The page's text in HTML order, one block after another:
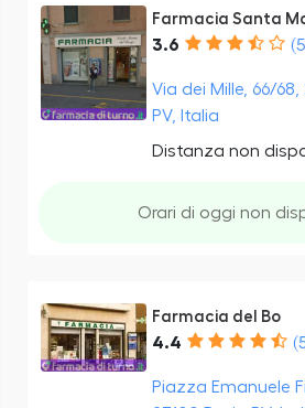
Farmacia Santa
3.6
Via dei Mille, 66/68,
PV, Italia
Distanza non
Orari di oggi non
Farmacia del Bo
4.4
Piazza Emanuele